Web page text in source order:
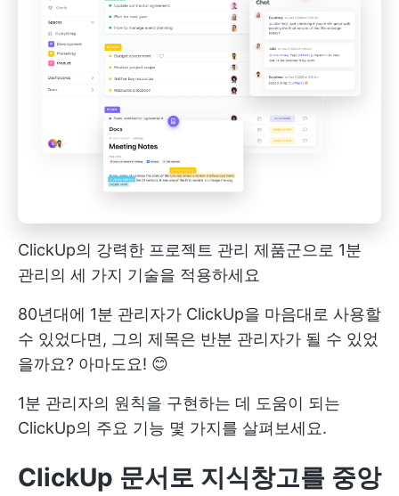
ClickUp의 강력한 프로젝트 관리 제품군으로 1분
관리의 세 가지 기술을 적용하세요
80년대에 1분 관리자가 ClickUp을 마음대로 사용할
수 있었다면, 그의 제목은 반분 관리자가 될 수 있었
을까요? 아마도요! 😊
1분 관리자의 원칙을 구현하는 데 도움이 되는
ClickUp의 주요 기능 몇 가지를 살펴보세요.
ClickUp 문서로 지식창고를 중앙